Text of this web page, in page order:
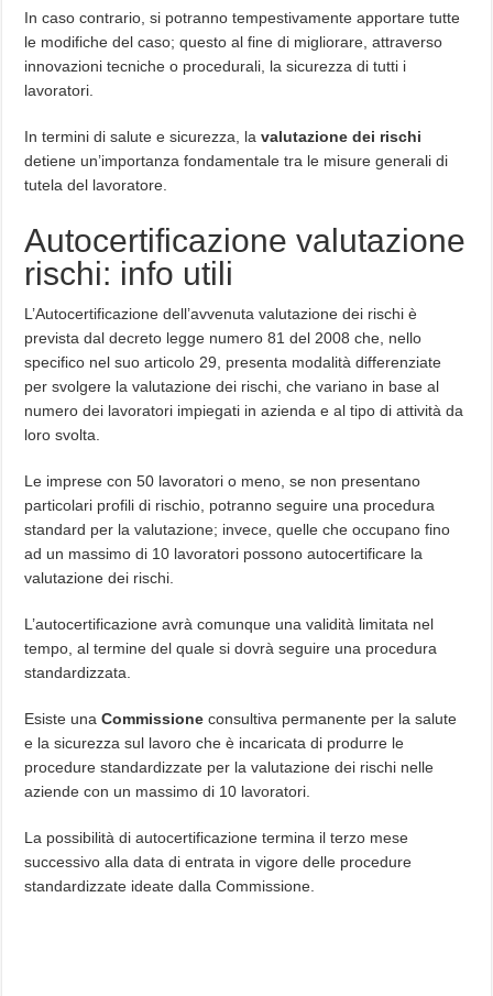
In caso contrario, si potranno tempestivamente apportare tutte
le modifiche del caso; questo al fine di migliorare, attraverso
innovazioni tecniche o procedurali, la sicurezza di tutti i
lavoratori.
In termini di salute e sicurezza, lavalutazione dei rischi
detiene un’importanza fondamentale tra le misure generali di
tutela del lavoratore.
Autocertificazione valutazione
rischi: info utili
L’Autocertificazione dell’avvenuta valutazione dei rischi è
prevista dal decreto legge numero 81 del 2008 che, nello
specifico nel suo articolo 29, presenta modalità differenziate
per svolgere la valutazione dei rischi, che variano in base al
numero dei lavoratori impiegati in azienda e al tipo di attività da
loro svolta.
Le imprese con 50 lavoratori o meno, se non presentano
particolari profili di rischio, potranno seguire una procedura
standard per la valutazione; invece, quelle che occupano fino
ad un massimo di 10 lavoratori possono autocertificare la
valutazione dei rischi.
L’autocertificazione avrà comunque una validità limitata nel
tempo, al termine del quale si dovrà seguire una procedura
standardizzata.
Esiste unaCommissione consultiva permanente per la salute
e la sicurezza sul lavoro che è incaricata di produrre le
procedure standardizzate per la valutazione dei rischi nelle
aziende con un massimo di 10 lavoratori.
La possibilità di autocertificazione termina il terzo mese
successivo alla data di entrata in vigore delle procedure
standardizzate ideate dalla Commissione.